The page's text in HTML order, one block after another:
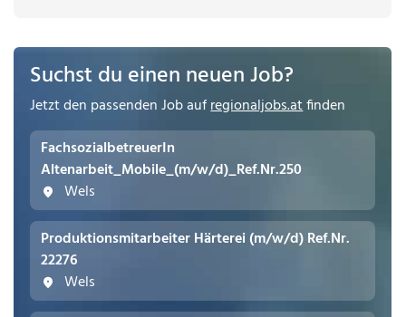
Suchst du einen neuen Job?
Jetzt den passenden Job aufregionaljobs.atfinden
FachsozialbetreuerIn
Altenarbeit_Mobile_(m/w/d)_Ref.Nr.250
Wels
Produktionsmitarbeiter Härterei (m/w/d) Ref.Nr.
22276
Wels